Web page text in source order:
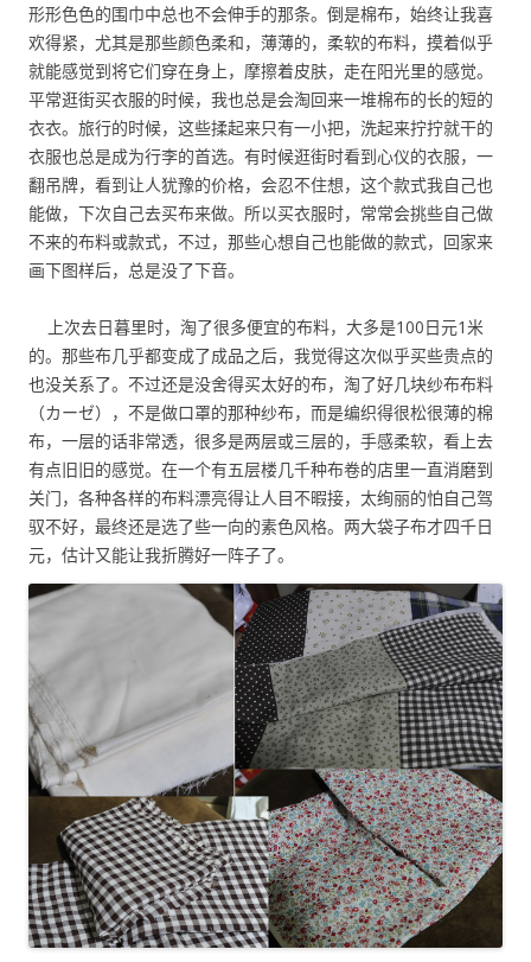
形形色色的围巾中总也不会伸手的那条。倒是棉布，始终让我喜
欢得紧，尤其是那些颜色柔和，薄薄的，柔软的布料，摸着似乎
就能感觉到将它们穿在身上，摩擦着皮肤，走在阳光里的感觉。
平常逛街买衣服的时候，我也总是会淘回来一堆棉布的长的短的
衣衣。旅行的时候，这些揉起来只有一小把，洗起来拧拧就干的
衣服也总是成为行李的首选。有时候逛街时看到心仪的衣服，一
翻吊牌，看到让人犹豫的价格，会忍不住想，这个款式我自己也
能做，下次自己去买布来做。所以买衣服时，常常会挑些自己做
不来的布料或款式，不过，那些心想自己也能做的款式，回家来
画下图样后，总是没了下音。
上次去日暮里时，淘了很多便宜的布料，大多是100日元1米
的。那些布几乎都变成了成品之后，我觉得这次似乎买些贵点的
也没关系了。不过还是没舍得买太好的布，淘了好几块纱布布料
（カーゼ），不是做口罩的那种纱布，而是编织得很松很薄的棉
布，一层的话非常透，很多是两层或三层的，手感柔软，看上去
有点旧旧的感觉。在一个有五层楼几千种布卷的店里一直消磨到
关门，各种各样的布料漂亮得让人目不暇接，太绚丽的怕自己驾
驭不好，最终还是选了些一向的素色风格。两大袋子布才四千日
元，估计又能让我折腾好一阵子了。